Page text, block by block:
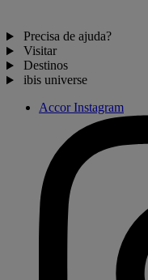
Precisa de ajuda?
Visitar
Destinos
ibis universe
Accor Instagram